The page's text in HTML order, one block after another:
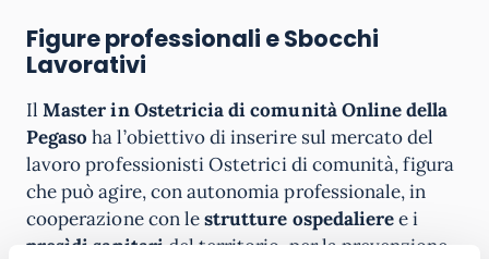
Figure professionali e Sbocchi
Lavorativi
IlMaster in Ostetricia di comunità Online della
Pegasoha l’obiettivo di inserire sul mercato del
lavoro professionisti Ostetrici di comunità, figura
che può agire, con autonomia professionale, in
cooperazione con lestrutture ospedalieree i
presìdi sanitari del territorio, per la prevenzione,